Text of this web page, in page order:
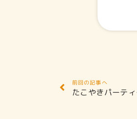
前回の記事へ
たこやきパーテ